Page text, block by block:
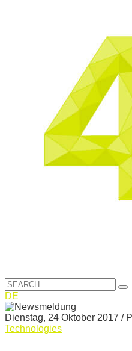
DE
Dienstag, 24 Oktober 2017 /
Technologies